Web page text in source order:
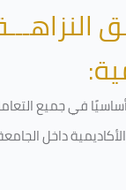
أساسيًا في جميع
داخل